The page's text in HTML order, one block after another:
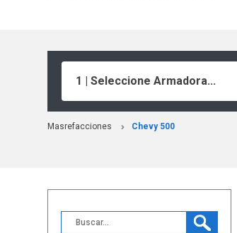
1 | Seleccione Armadora...
Masrefacciones Chevy 500